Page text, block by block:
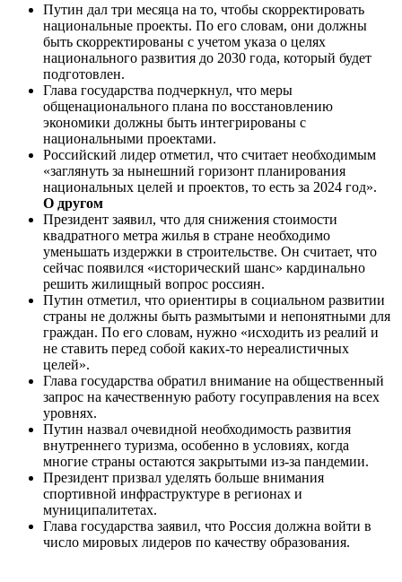
Путин дал три месяца на то, чтобы скорректировать
национальные проекты. По его словам, они должны
быть скорректированы с учетом указа о целях
национального развития до 2030 года, который будет
подготовлен.
Глава государства подчеркнул, что меры
общенационального плана по восстановлению
экономики должны быть интегрированы с
национальными проектами.
Российский лидер отметил, что считает необходимым
«заглянуть за нынешний горизонт планирования
национальных целей и проектов, то есть за 2024 год».
О другом
Президент заявил, что для снижения стоимости
квадратного метра жилья в стране необходимо
уменьшать издержки в строительстве. Он считает, что
сейчас появился «исторический шанс» кардинально
решить жилищный вопрос россиян.
Путин отметил, что ориентиры в социальном развитии
страны не должны быть размытыми и непонятными для
граждан. По его словам, нужно «исходить из реалий и
не ставить перед собой каких-то нереалистичных
целей».
Глава государства обратил внимание на общественный
запрос на качественную работу госуправления на всех
уровнях.
Путин назвал очевидной необходимость развития
внутреннего туризма, особенно в условиях, когда
многие страны остаются закрытыми из-за пандемии.
Президент призвал уделять больше внимания
спортивной инфраструктуре в регионах и
муниципалитетах.
Глава государства заявил, что Россия должна войти в
число мировых лидеров по качеству образования.